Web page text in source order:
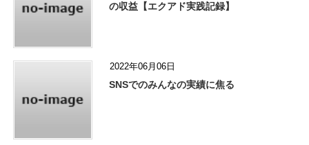
の収益【エクアド実践記録】
2022年06月06日
SNSでのみんなの実績に焦る